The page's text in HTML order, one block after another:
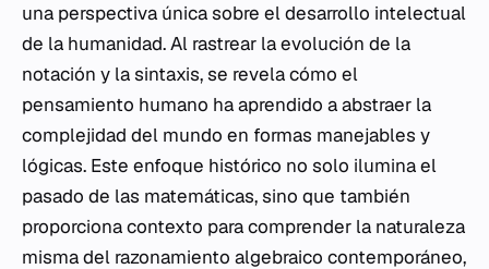
una perspectiva única sobre el desarrollo intelectual
de la humanidad. Al rastrear la evolución de la
notación y la sintaxis, se revela cómo el
pensamiento humano ha aprendido a abstraer la
complejidad del mundo en formas manejables y
lógicas. Este enfoque histórico no solo ilumina el
pasado de las matemáticas, sino que también
proporciona contexto para comprender la naturaleza
misma del razonamiento algebraico contemporáneo,